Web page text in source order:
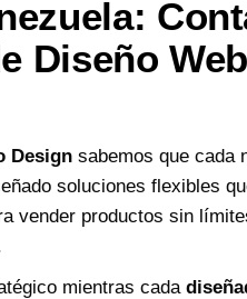
Diseño Web
Design sabemos que cada
soluciones flexibles
vender productos sin
mientras cada